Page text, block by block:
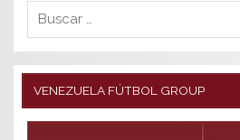
VENEZUELA FÚTBOL GROUP